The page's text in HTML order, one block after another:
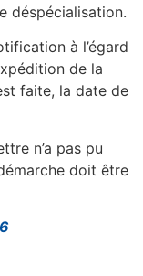
déspécialisation.
à l’égard
de la
faite, la date de
n’a pas pu
doit être